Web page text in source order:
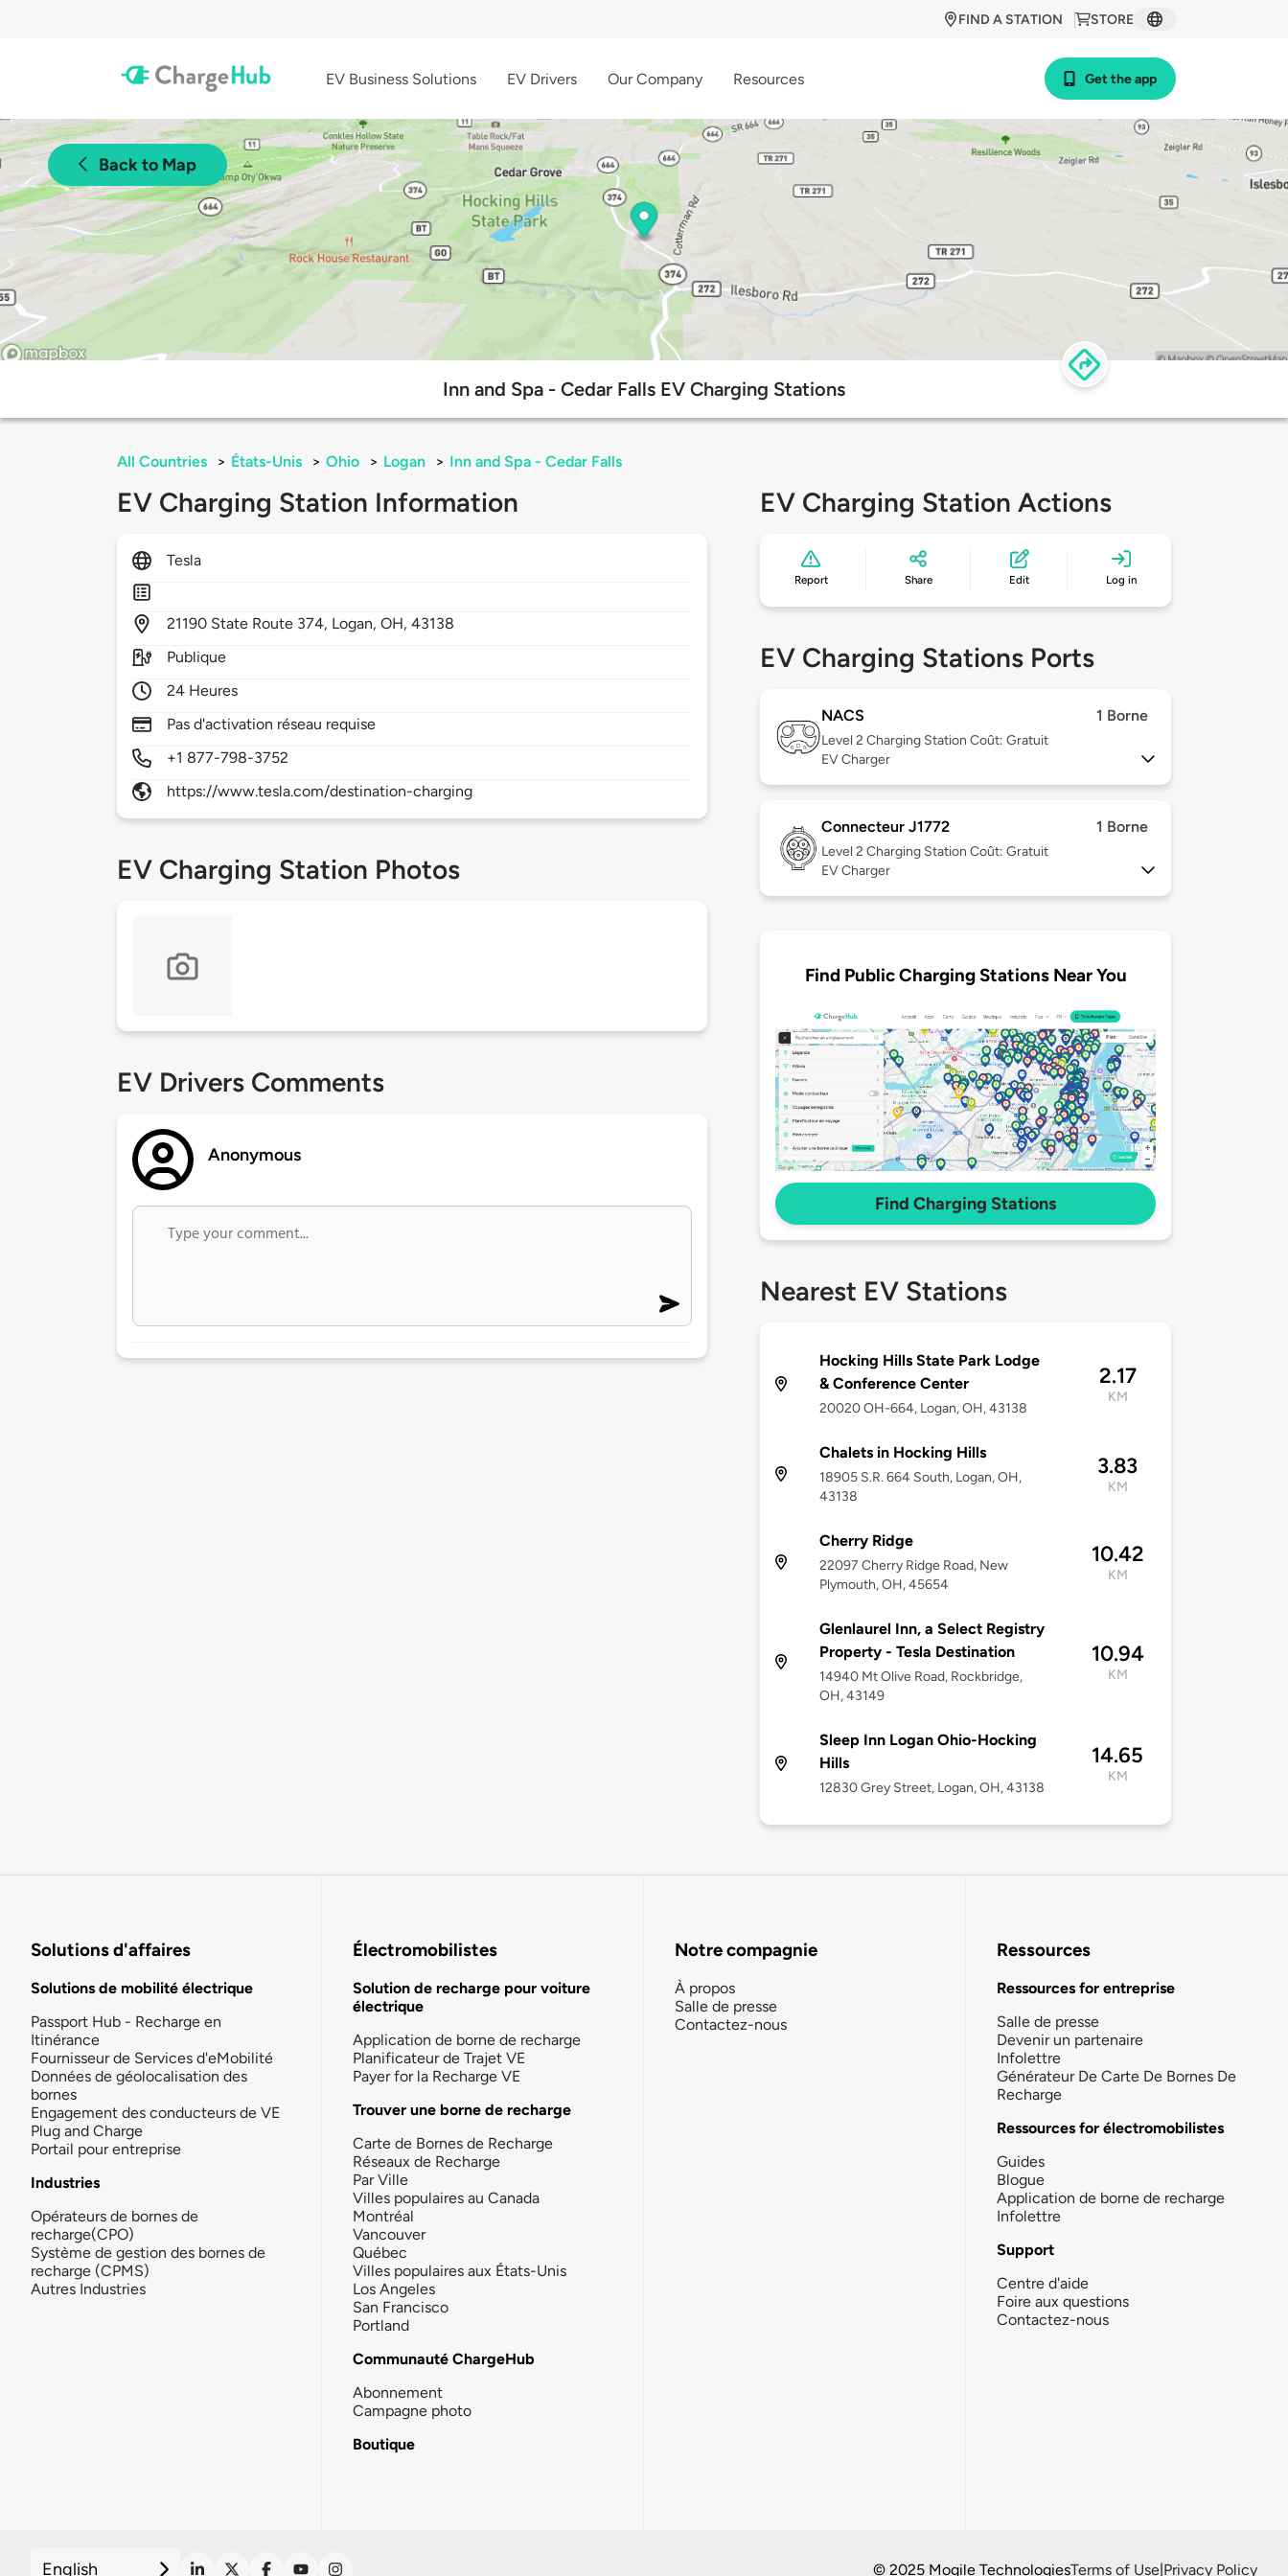
STORE
FIND A STATION
EV Business Solutions EV Drivers Our Company Resources Get the app
Back to Map
Inn and Spa - Cedar Falls EV Charging Stations
All Countries > États-Unis > Ohio > Logan > Inn and Spa - Cedar Falls
EV Charging Station Information
Tesla
21190 State Route 374, Logan,OH,43138
Publique
24 Heures
Pas d'activation réseau requise
+1 877-798-3752
https://www.tesla.com/destination-charging
EV Charging Station Photos
EV Drivers Comments
Anonymous
EV Charging Station Actions
Report Share Edit Log in
EV Charging Stations Ports
NACS 1 Borne
Level 2 Charging Station Coût: Gratuit
EV Charger
Connecteur J1772 1 Borne
Level 2 Charging Station Coût: Gratuit
EV Charger
Find Public Charging Stations Near You
Find Charging Stations
Nearest EV Stations
Hocking Hills State Park Lodge
& Conference Center
20020 OH-664, Logan, OH, 43138
2.17
KM
Chalets in Hocking Hills
18905 S.R. 664 South, Logan, OH,
43138
3.83
KM
Cherry Ridge
22097 Cherry Ridge Road, New
Plymouth, OH, 45654
10.42
KM
Glenlaurel Inn, a Select Registry
Property - Tesla Destination
14940 Mt Olive Road, Rockbridge,
OH, 43149
10.94
KM
Sleep Inn Logan Ohio-Hocking
Hills
12830 Grey Street, Logan, OH, 43138
14.65
KM
Solutions d'affaires
Solutions de mobilité électrique
Passport Hub - Recharge en
Itinérance
Fournisseur de Services d'eMobilité
Données de géolocalisation des
bornes
Engagement des conducteurs de VE
Plug and Charge
Portail pour entreprise
Industries
Opérateurs de bornes de
recharge(CPO)
Système de gestion des bornes de
recharge (CPMS)
Autres Industries
Électromobilistes
Solution de recharge pour voiture
électrique
Application de borne de recharge
Planificateur de Trajet VE
Payer for la Recharge VE
Trouver une borne de recharge
Carte de Bornes de Recharge
Réseaux de Recharge
Par Ville
Villes populaires au Canada
Montréal
Vancouver
Québec
Villes populaires aux États-Unis
Los Angeles
San Francisco
Portland
Communauté ChargeHub
Abonnement
Campagne photo
Boutique
Notre compagnie
À propos
Salle de presse
Contactez-nous
Ressources
Ressources for entreprise
Salle de presse
Devenir un partenaire
Infolettre
Générateur De Carte De Bornes De
Recharge
Ressources for électromobilistes
Guides
Blogue
Application de borne de recharge
Infolettre
Support
Centre d'aide
Foire aux questions
Contactez-nous
English © 2025 Mogile TechnologiesTerms of Use|Privacy Policy